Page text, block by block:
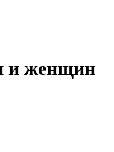
и женщин